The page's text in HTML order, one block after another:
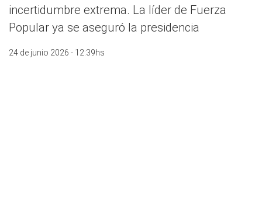
incertidumbre extrema. La líder de Fuerza
Popular ya se aseguró la presidencia
24 de junio 2026 - 12:39hs